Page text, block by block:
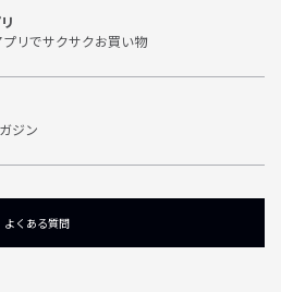
リでサクサクお買い物
ジン
よくある質問